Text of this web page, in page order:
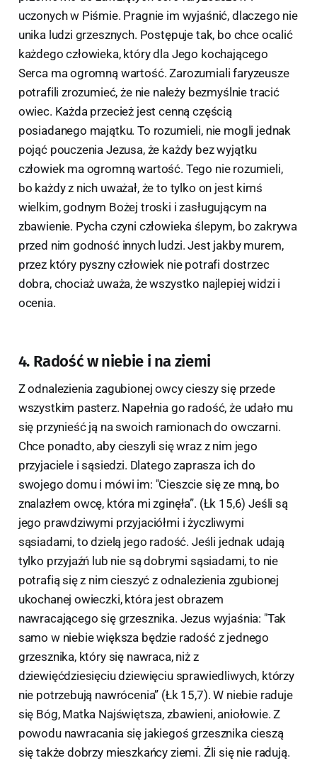
uczonych w Piśmie. Pragnie im wyjaśnić, dlaczego nie
unika ludzi grzesznych. Postępuje tak, bo chce ocalić
każdego człowieka, który dla Jego kochającego
Serca ma ogromną wartość. Zarozumiali faryzeusze
potrafili zrozumieć, że nie należy bezmyślnie tracić
owiec. Każda przecież jest cenną częścią
posiadanego majątku. To rozumieli, nie mogli jednak
pojąć pouczenia Jezusa, że każdy bez wyjątku
człowiek ma ogromną wartość. Tego nie rozumieli,
bo każdy z nich uważał, że to tylko on jest kimś
wielkim, godnym Bożej troski i zasługującym na
zbawienie. Pycha czyni człowieka ślepym, bo zakrywa
przed nim godność innych ludzi. Jest jakby murem,
przez który pyszny człowiek nie potrafi dostrzec
dobra, chociaż uważa, że wszystko najlepiej widzi i
ocenia.
4. Radość w niebie i na ziemi
Z odnalezienia zagubionej owcy cieszy się przede
wszystkim pasterz. Napełnia go radość, że udało mu
się przynieść ją na swoich ramionach do owczarni.
Chce ponadto, aby cieszyli się wraz z nim jego
przyjaciele i sąsiedzi. Dlatego zaprasza ich do
swojego domu i mówi im: "Cieszcie się ze mną, bo
znalazłem owcę, która mi zginęła”. (Łk 15,6) Jeśli są
jego prawdziwymi przyjaciółmi i życzliwymi
sąsiadami, to dzielą jego radość. Jeśli jednak udają
tylko przyjaźń lub nie są dobrymi sąsiadami, to nie
potrafią się z nim cieszyć z odnalezienia zgubionej
ukochanej owieczki, która jest obrazem
nawracającego się grzesznika. Jezus wyjaśnia: "Tak
samo w niebie większa będzie radość z jednego
grzesznika, który się nawraca, niż z
dziewięćdziesięciu dziewięciu sprawiedliwych, którzy
nie potrzebują nawrócenia” (Łk 15,7). W niebie raduje
się Bóg, Matka Najświętsza, zbawieni, aniołowie. Z
powodu nawracania się jakiegoś grzesznika cieszą
się także dobrzy mieszkańcy ziemi. Źli się nie radują.